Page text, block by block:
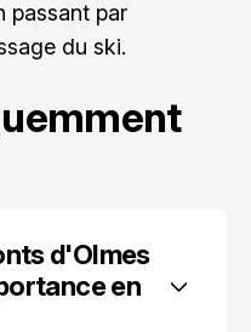
passant par
du ski.
d'Olmes
en